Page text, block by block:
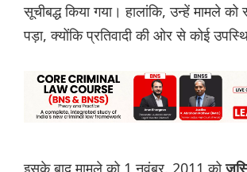
सूचीबद्ध किया गया। हालांकि, उन्हें मामले को
पड़ा, क्योंकि प्रतिवादी की ओर से कोई
इसके बाद मामले को 1 नवंबर, 2011 को